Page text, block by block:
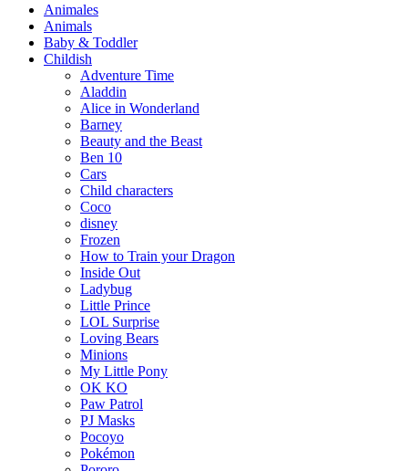
Animales
Animals
Baby & Toddler
Childish
Adventure Time
Aladdin
Alice in Wonderland
Barney
Beauty and the Beast
Ben 10
Cars
Child characters
Coco
disney
Frozen
How to Train your Dragon
Inside Out
Ladybug
Little Prince
LOL Surprise
Loving Bears
Minions
My Little Pony
OK KO
Paw Patrol
PJ Masks
Pocoyo
Pokémon